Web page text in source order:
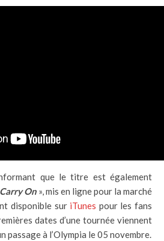
que le titre est également
Carry On », mis en ligne pour la marché
disponible sur iTunes pour les fans
dates d’une tournée viennent
passage à l’Olympia le 05 novembre.